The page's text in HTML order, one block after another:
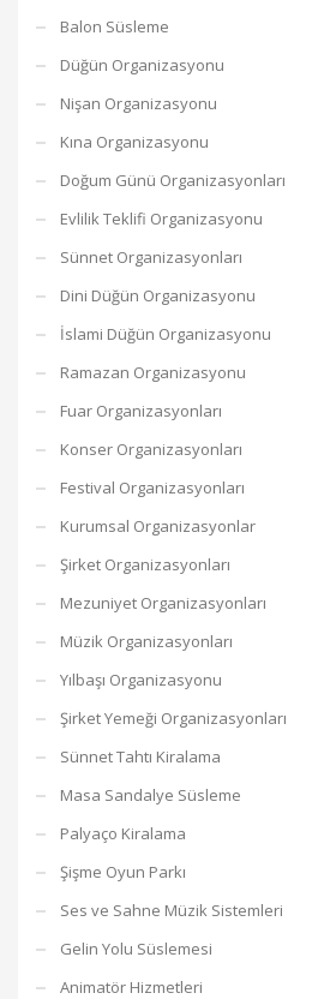
Balon Süsleme
Düğün Organizasyonu
Nişan Organizasyonu
Kına Organizasyonu
Doğum Günü Organizasyonları
Evlilik Teklifi Organizasyonu
Sünnet Organizasyonları
Dini Düğün Organizasyonu
İslami Düğün Organizasyonu
Ramazan Organizasyonu
Fuar Organizasyonları
Konser Organizasyonları
Festival Organizasyonları
Kurumsal Organizasyonlar
Şirket Organizasyonları
Mezuniyet Organizasyonları
Müzik Organizasyonları
Yılbaşı Organizasyonu
Şirket Yemeği Organizasyonları
Sünnet Tahtı Kiralama
Masa Sandalye Süsleme
Palyaço Kiralama
Şişme Oyun Parkı
Ses ve Sahne Müzik Sistemleri
Gelin Yolu Süslemesi
Animatör Hizmetleri